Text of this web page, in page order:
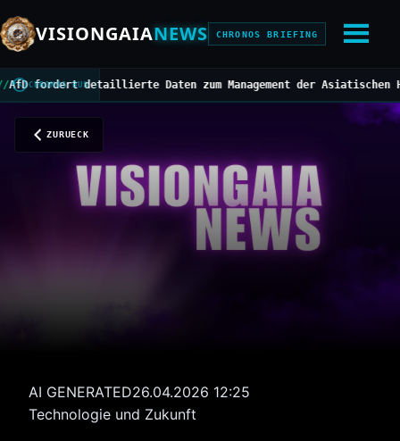
VISIONGAIANEWS CHRONOS BRIEFING
CHRONOS BUS
detaillierte Daten zum Management der Asiatischen
ZURUECK
AI GENERATED26.04.2026 12:25
Technologie und Zukunft